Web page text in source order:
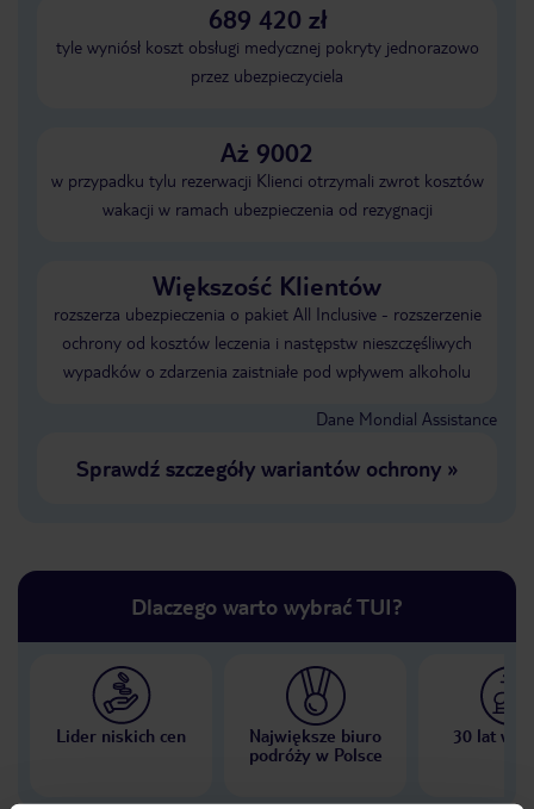
689 420 zł
tyle wyniósł koszt obsługi medycznej pokryty jednorazowo
przez ubezpieczyciela
Aż 9002
w przypadku tylu rezerwacji Klienci otrzymali zwrot kosztów
wakacji w ramach ubezpieczenia od rezygnacji
Większość Klientów
rozszerza ubezpieczenia o pakiet All Inclusive - rozszerzenie
ochrony od kosztów leczenia i następstw nieszczęśliwych
wypadków o zdarzenia zaistniałe pod wpływem alkoholu
Dane Mondial Assistance
Sprawdź szczegóły wariantów ochrony»
Dlaczego warto wybrać TUI?
Lider niskich cen
Największe biuro
podróży w Polsce
30 lat w